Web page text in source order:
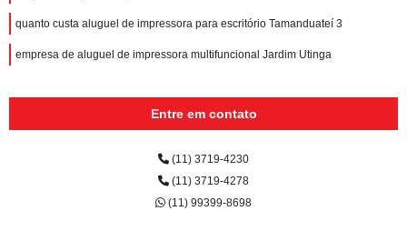
quanto custa aluguel de impressora para escritório Tamanduateí 3
empresa de aluguel de impressora multifuncional Jardim Utinga
Entre em contato
(11) 3719-4230
(11) 3719-4278
(11) 99399-8698